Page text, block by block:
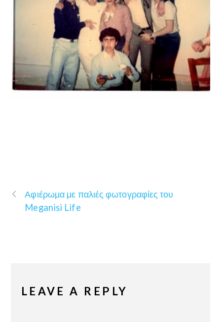
Αφιέρωμα με παλιές φωτογραφίες του
Meganisi Life
LEAVE A REPLY